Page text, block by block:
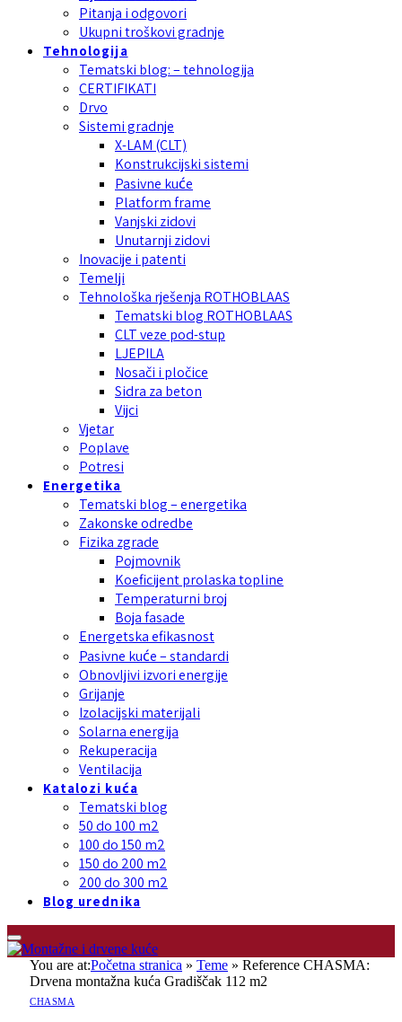
Pitanja i odgovori
Ukupni troškovi gradnje
Tehnologija
Tematski blog: – tehnologija
CERTIFIKATI
Drvo
Sistemi gradnje
X-LAM (CLT)
Konstrukcijski sistemi
Pasivne kuće
Platform frame
Vanjski zidovi
Unutarnji zidovi
Inovacije i patenti
Temelji
Tehnološka rješenja ROTHOBLAAS
Tematski blog ROTHOBLAAS
CLT veze pod-stup
LJEPILA
Nosači i pločice
Sidra za beton
Vijci
Vjetar
Poplave
Potresi
Energetika
Tematski blog – energetika
Zakonske odredbe
Fizika zgrade
Pojmovnik
Koeficijent prolaska topline
Temperaturni broj
Boja fasade
Energetska efikasnost
Pasivne kuće – standardi
Obnovljivi izvori energije
Grijanje
Izolacijski materijali
Solarna energija
Rekuperacija
Ventilacija
Katalozi kuća
Tematski blog
50 do 100 m2
100 do 150 m2
150 do 200 m2
200 do 300 m2
Blog urednika
You are at:Početna stranica » Teme » Reference CHASMA:
Drvena montažna kuća Gradiščak 112 m2
CHASMA